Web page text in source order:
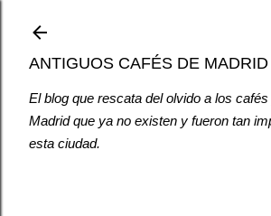
ANTIGUOS CAFÉS DE MADRID
El blog que rescata del olvido a los
Madrid que ya no existen y fueron tan
esta ciudad.